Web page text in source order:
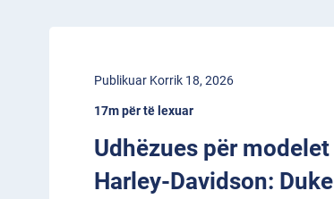
Publikuar Korrik 18, 2026
17m për të lexuar
Udhëzues për modelet
Harley-Davidson: Duke